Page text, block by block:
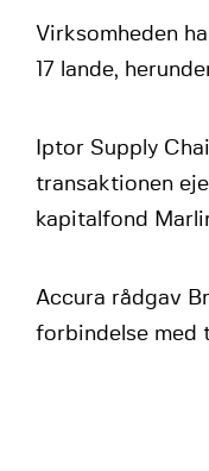
Virksomheden
17 lande,
Iptor Supply
transaktionen
kapitalfond
Accura rådgav
forbindelse med